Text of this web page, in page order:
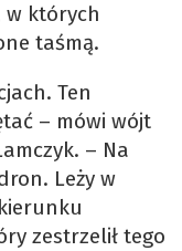
w których
taśmą.
Ten
– mówi wójt
– Na
Leży w
zestrzelił tego